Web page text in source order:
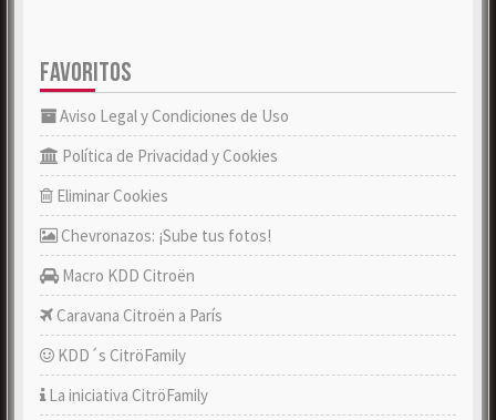
FAVORITOS
Aviso Legal y Condiciones de Uso
Política de Privacidad y Cookies
Eliminar Cookies
Chevronazos: ¡Sube tus fotos!
Macro KDD Citroën
Caravana Citroën a París
KDD´s CitröFamily
La iniciativa CitröFamily